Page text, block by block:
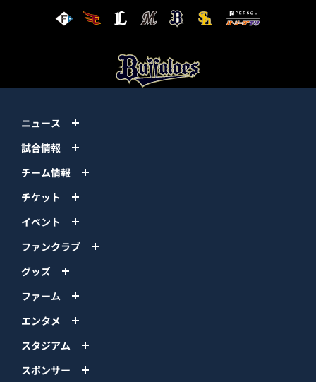
ニュース
試合情報
チーム情報
チケット
イベント
ファンクラブ
グッズ
ファーム
エンタメ
スタジアム
スポンサー